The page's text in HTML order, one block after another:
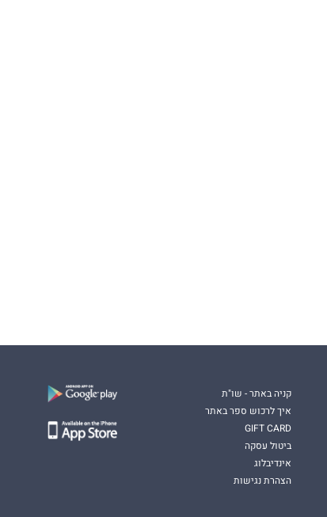
קניה באתר - שו"ת
איך לרכוש ספר באתר
GIFT CARD
ביטול עסקה
אינדיבלוג
הצהרת נגישות